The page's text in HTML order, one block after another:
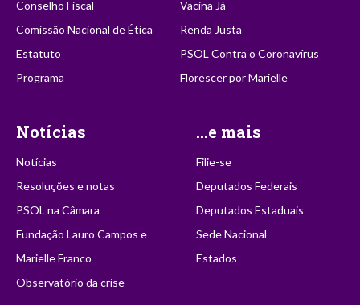
Conselho Fiscal
Comissão Nacional de Ética
Estatuto
Programa
Vacina Já
Renda Justa
PSOL Contra o Coronavírus
Florescer por Marielle
Notícias
Notícias
Resoluções e notas
PSOL na Câmara
Fundação Lauro Campos e
Marielle Franco
Observatório da crise
...e mais
Filie-se
Deputados Federais
Deputados Estaduais
Sede Nacional
Estados